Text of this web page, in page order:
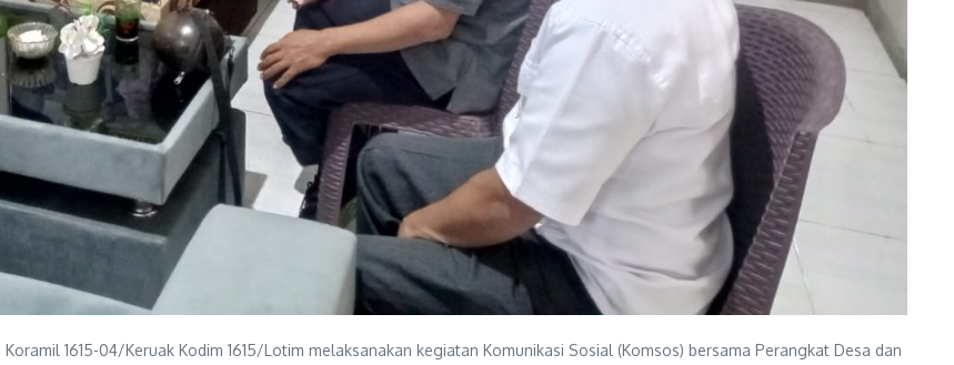
1615-04/Keruak Kodim 1615/Lotim melaksanakan kegiatan Komunikasi Sosial (Komsos) bersama Perangkat Desa dan